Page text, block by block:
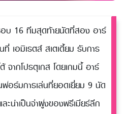
บ 16 ทีมสุดท้ายนัดที่สอง อาร์
เอมิเรตส์ สเตเดี้ยม รับการ
จากโปรตุเกส โดยเกมนี้ อาร์
ฟอร์มการเล่นที่ยอดเยี่ยม 9 นัด
ะนำเป็นจ่าฝูงของพรีเมียร์ลีก